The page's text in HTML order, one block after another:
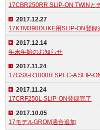
17CBR250RR SLIP-ON TWINと
2017.12.27
17KTM390DUKE用SLIP-ON登録
2017.12.14
年末年始のお知らせ
2017.11.24
17GSX-R1000R SPEC-A SLIP-
2017.11.24
17CRF250L SLIP-ON登録完了
2017.10.05
17モデルGROM適合追加